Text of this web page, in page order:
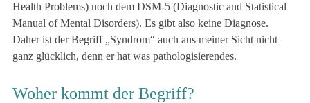
Health Problems) noch dem DSM-5 (Diagnostic and Statistical
Manual of Mental Disorders). Es gibt also keine Diagnose.
Daher ist der Begriff „Syndrom“ auch aus meiner Sicht nicht
ganz glücklich, denn er hat was pathologisierendes.
Woher kommt der Begriff?